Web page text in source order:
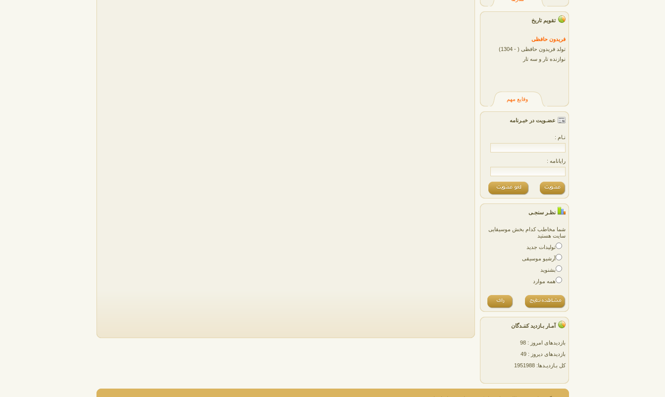
تقویم تاریخ
فريدون حافظی
تولد فریدون حافظی ( - 1304)
نوازنده تار و سه تار
وقایع مهم
عضـویت در خبـرنامه
نـام :
رایانامه :
نظـر سنجـی
شما مخاطب کدام بخش موسیقایی
سایت هستید
تولیدات جدید
آرشیو موسیقی
بشنوید
همه موارد
آمـار بـازدید کننـدگان
بازدیدهای امروز : 98
بازدیدهای دیروز : 49
کل بـازدیـدها: 1951988